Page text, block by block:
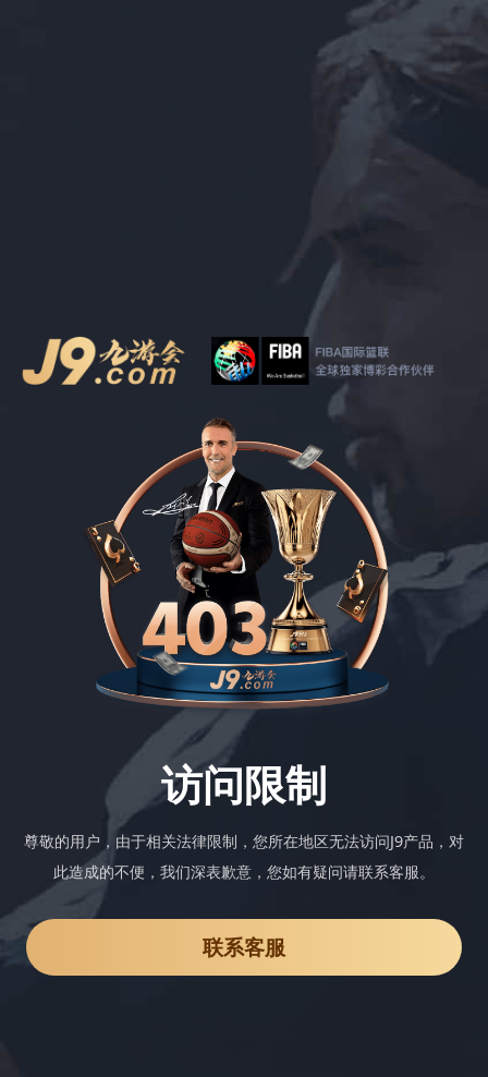
访问限制
尊敬的用户，由于相关法律限制，您所在地区无法访问J9产品，对
此造成的不便，我们深表歉意，您如有疑问请联系客服。
联系客服